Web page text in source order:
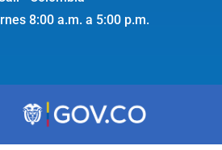
8:00 a.m. a 5:00 p.m.